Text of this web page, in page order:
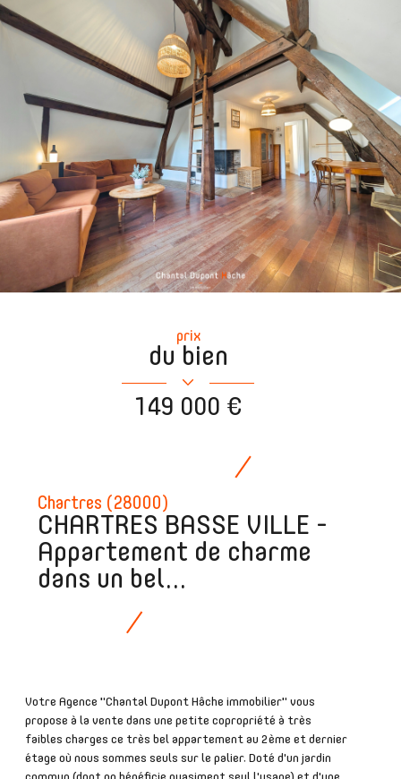
Chartres (28000)
CHARTRES BASSE VILLE -
Appartement de charme
dans un bel...
Votre Agence "Chantal Dupont Hâche immobilier" vous
propose à la vente dans une petite copropriété à très
faibles charges ce très bel appartement au 2ème et dernier
étage où nous sommes seuls sur le palier. Doté d'un jardin
prix
du bien
149 000 €